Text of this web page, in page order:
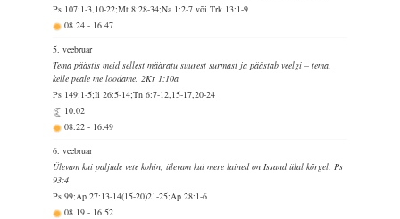
Ps 107:1-3,10-22;Mt 8:28-34;Na 1:2-7 või Trk 13:1-9
08.24- 16.47
5. veebruar
Tema päästis meid sellest määratu suurest surmast ja päästab veelgi – tema,
kelle peale me loodame. 2Kr 1:10a
Ps 149:1-5;Ii 26:5-14;Tn 6:7-12,15-17,20-24
10.02
08.22- 16.49
6. veebruar
Ülevam kui paljude vete kohin, ülevam kui mere lained on Issand ülal kõrgel. Ps
93:4
Ps 99;Ap 27:13-14(15-20)21-25;Ap 28:1-6
08.19- 16.52